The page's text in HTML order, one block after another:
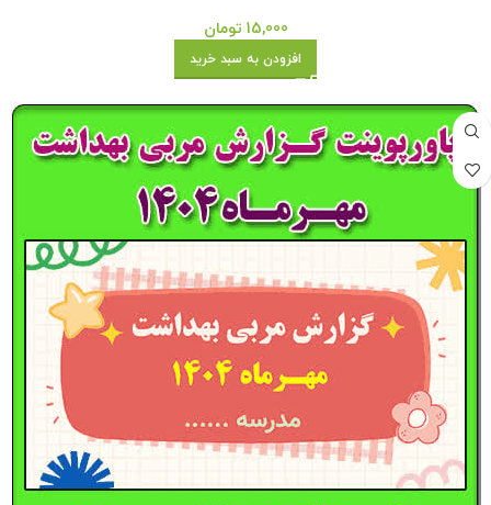
15,000 تومان
افزودن به سبد خرید